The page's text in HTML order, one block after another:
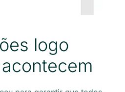
logo